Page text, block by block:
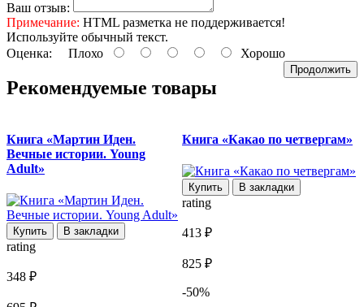
Ваш отзыв:
Примечание: HTML разметка не поддерживается!
Используйте обычный текст.
Оценка: Плохо Хорошо
Продолжить
Рекомендуемые товары
Книга «Мартин Иден.
Вечные истории. Young
Adult»
Купить В закладки
rating
348 ₽
Книга «Какао по четвергам»
Купить В закладки
rating
413 ₽
825 ₽
-50%